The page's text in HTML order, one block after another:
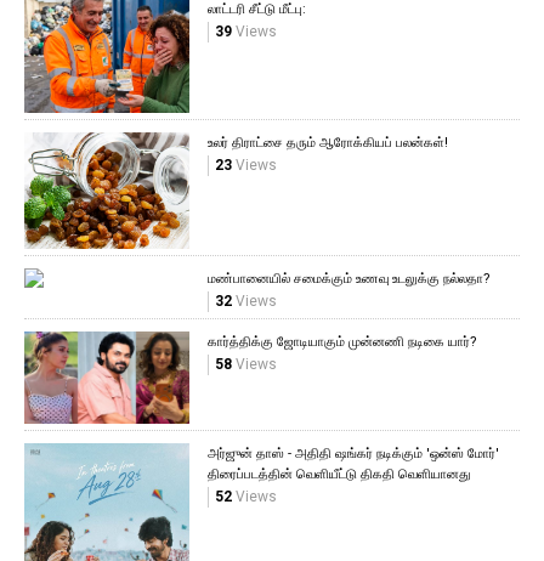
லாட்டரி சீட்டு மீட்பு:
39Views
உலர் திராட்சை தரும் ஆரோக்கியப் பலன்கள்!
23Views
மண்பானையில் சமைக்கும் உணவு உடலுக்கு நல்லதா?
32Views
கார்த்திக்கு ஜோடியாகும் முன்னணி நடிகை யார்?
58Views
அர்ஜுன் தாஸ் - அதிதி ஷங்கர் நடிக்கும் 'ஒன்ஸ் மோர்'
திரைப்படத்தின் வெளியீட்டு திகதி வெளியானது
52Views